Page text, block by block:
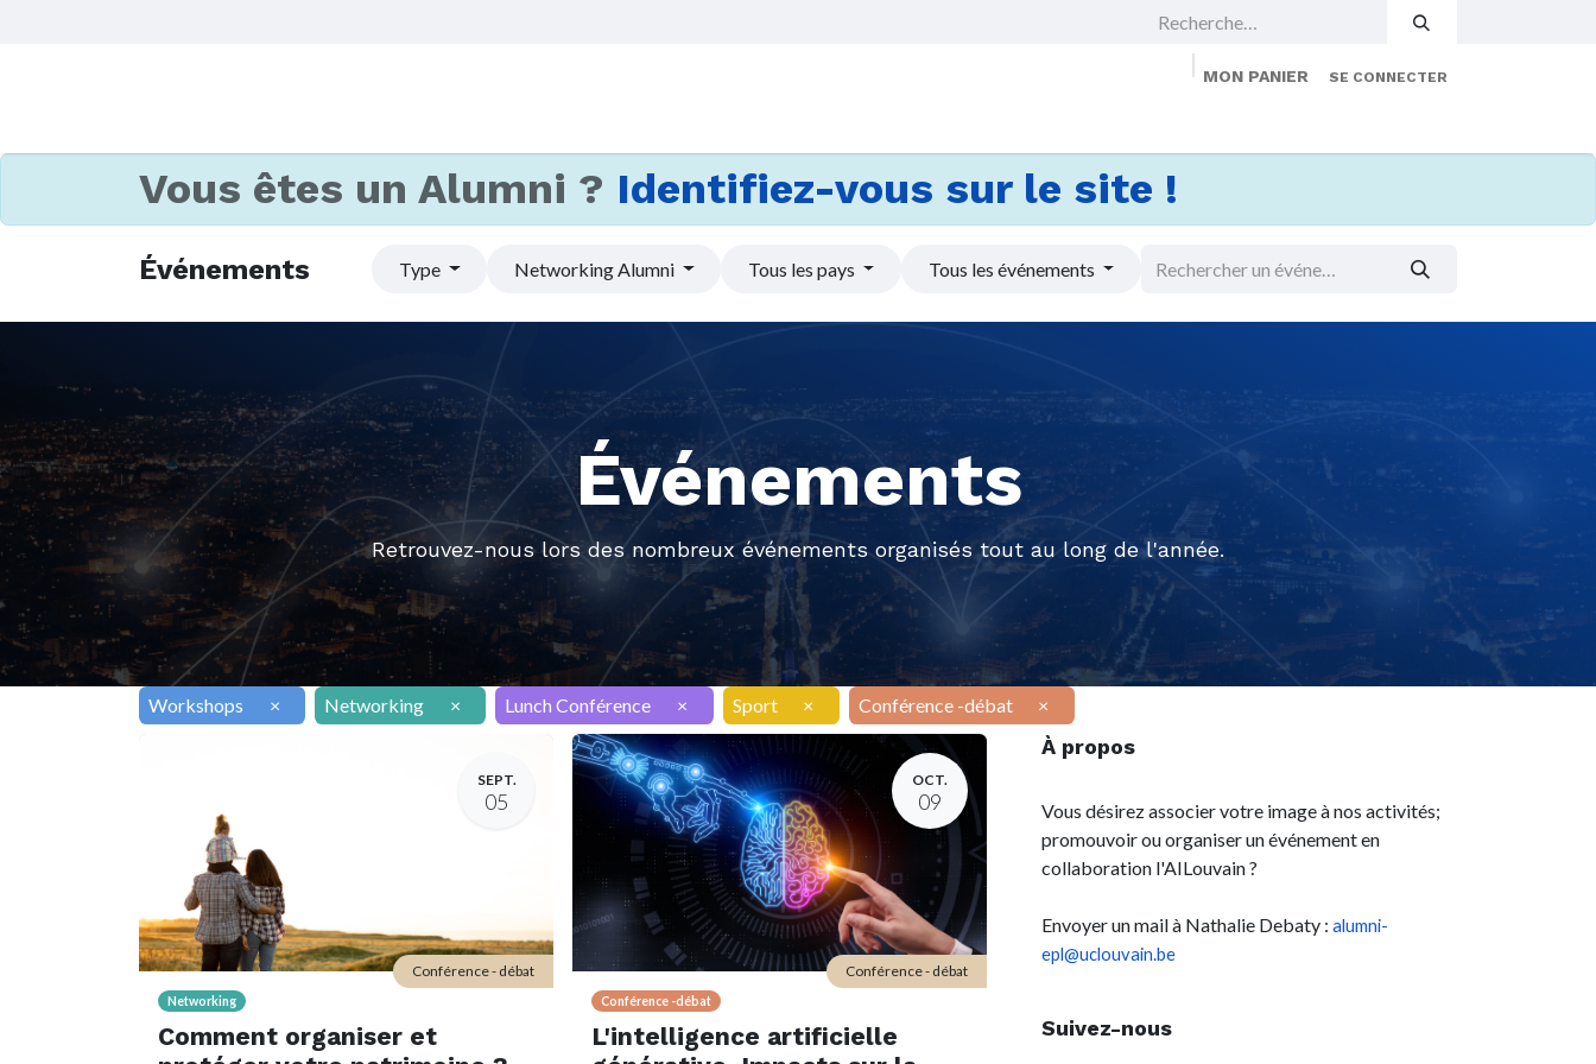
MON PANIER SE CONNECTER
Vous êtes un Alumni ? Identifiez-vous sur le site !
Événements Type Networking Alumni Tous les pays Tous les événements
Événements
Retrouvez-nous lors des nombreux événements organisés tout au long de l'année.
Workshops × Networking × Lunch Conférence × Sport × Conférence -débat ×
SEPT.
05
Networking
Comment organiser et
Conférence - débat
OCT.
09
Conférence -débat
L'intelligence artificielle
Conférence - débat
À propos
Vous désirez associer votre image à nos activités;
promouvoir ou organiser un événement en
collaboration l'AILouvain ?
Envoyer un mail à Nathalie Debaty : alumni-
epl@uclouvain.be
Suivez-nous